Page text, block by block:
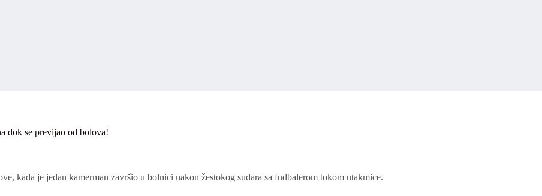
dok se previjao od bolova!
kada je jedan kamerman završio u bolnici nakon žestokog sudara sa fudbalerom tokom utakmice.